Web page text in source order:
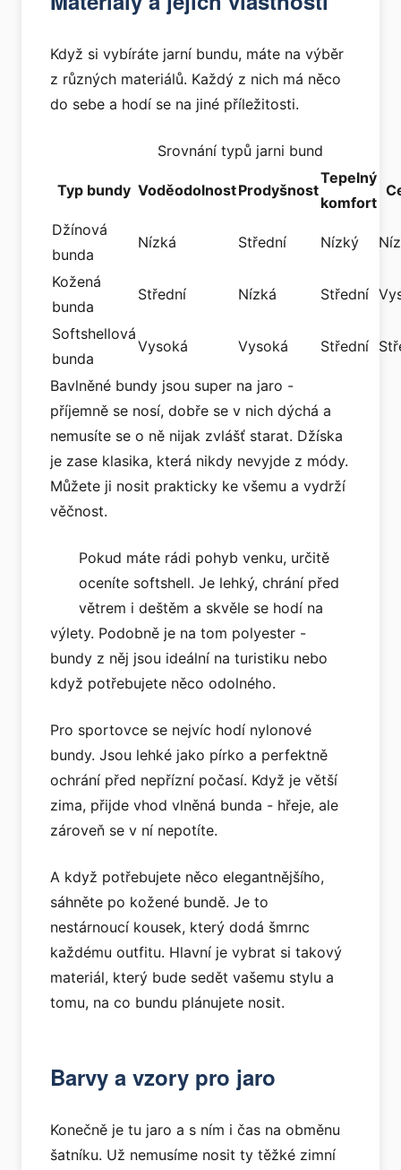
Když si vybíráte jarní bundu, máte na výběr
z různých materiálů. Každý z nich má něco
do sebe a hodí se na jiné příležitosti.
Srovnání typů jarni bund
Typ bundy VoděodolnostProdyšnost
Tepelný
komfort
Džínová
bunda
Nízká Střední Nízký
Kožená
bunda
Střední Nízká Střední
Softshellová
bunda
Vysoká Vysoká Střední
Bavlněné bundy jsou super na jaro -
příjemně se nosí, dobře se v nich dýchá a
nemusíte se o ně nijak zvlášť starat. Džíska
je zase klasika, která nikdy nevyjde z módy.
Můžete ji nosit prakticky ke všemu a vydrží
věčnost.
Pokud máte rádi pohyb venku, určitě
oceníte softshell. Je lehký, chrání před
větrem i deštěm a skvěle se hodí na
výlety. Podobně je na tom polyester -
bundy z něj jsou ideální na turistiku nebo
když potřebujete něco odolného.
Pro sportovce se nejvíc hodí nylonové
bundy. Jsou lehké jako pírko a perfektně
ochrání před nepřízní počasí. Když je větší
zima, přijde vhod vlněná bunda - hřeje, ale
zároveň se v ní nepotíte.
A když potřebujete něco elegantnějšího,
sáhněte po kožené bundě. Je to
nestárnoucí kousek, který dodá šmrnc
každému outfitu. Hlavní je vybrat si takový
materiál, který bude sedět vašemu stylu a
tomu, na co bundu plánujete nosit.
Barvy a vzory pro jaro
Konečně je tu jaro a s ním i čas na obměnu
šatníku. Už nemusíme nosit ty těžké zimní